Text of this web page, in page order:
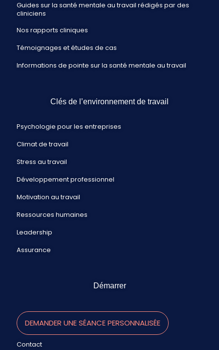
Guides sur la santé mentale au travail rédigés par des
cliniciens
Nos rapports cliniques
Témoignages et études de cas
Informations de pointe sur la santé mentale au travail
Clés de l’environnement de travail
Psychologie pour les entreprises
Climat de travail
Stress au travail
Développement professionnel
Motivation au travail
Ressources humaines
Leadership
Assurance
Démarrer
DEMANDER UNE SÉANCE PERSONNALISÉE
Contact